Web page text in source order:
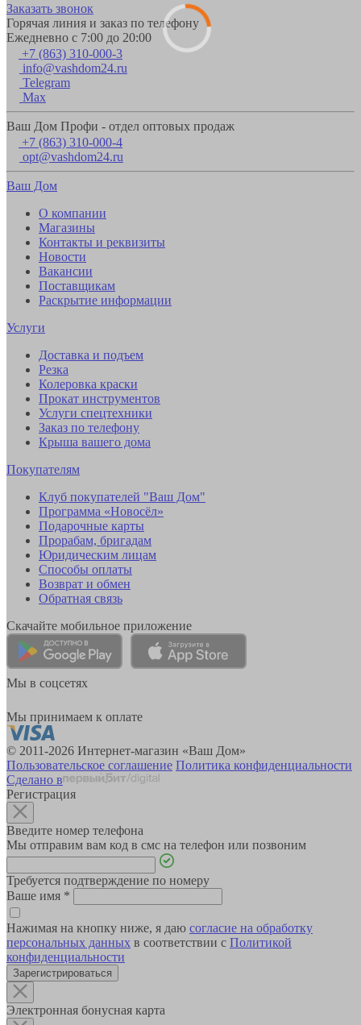
Заказать звонок
Горячая линия и заказ по телефону
Ежедневно с 7:00 до 20:00
+7 (863) 310-000-3
info@vashdom24.ru
Telegram
Max
Ваш Дом Профи - отдел оптовых продаж
+7 (863) 310-000-4
opt@vashdom24.ru
Ваш Дом
О компании
Магазины
Контакты и реквизиты
Новости
Вакансии
Поставщикам
Раскрытие информации
Услуги
Доставка и подъем
Резка
Колеровка краски
Прокат инструментов
Услуги спецтехники
Заказ по телефону
Крыша вашего дома
Покупателям
Клуб покупателей "Ваш Дом"
Программа «Новосёл»
Подарочные карты
Прорабам, бригадам
Юридическим лицам
Способы оплаты
Возврат и обмен
Обратная связь
Скачайте мобильное приложение
Мы в соцсетях
Мы принимаем к оплате
© 2011-2026 Интернет-магазин «Ваш Дом»
Пользовательское соглашение Политика конфиденциальности
Сделано в
Регистрация
Введите номер телефона
Мы отправим вам код в смс на телефон или позвоним
Требуется подтверждение по номеру
Ваше имя *
Нажимая на кнопку ниже, я даю согласие на обработку
персональных данных в соответствии с Политикой
конфиденциальности
Зарегистрироваться
Электронная бонусная карта